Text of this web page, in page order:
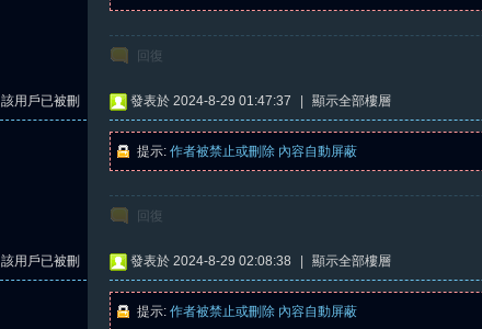
回復
該用戶已被刪
發表於 2024-8-29 01:47:37 顯示全部樓層
提示: 作者被禁止或刪除 內容自動屏蔽
回復
該用戶已被刪
發表於 2024-8-29 02:08:38 顯示全部樓層
提示: 作者被禁止或刪除 內容自動屏蔽